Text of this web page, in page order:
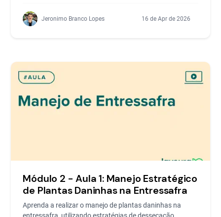
Jeronimo Branco Lopes 16 de Apr de 2026
Módulo 2 - Aula 1: Manejo Estratégico
de Plantas Daninhas na Entressafra
Aprenda a realizar o manejo de plantas daninhas na
entressafra, utilizando estratégias de dessecação